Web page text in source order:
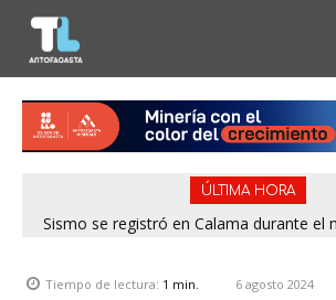
ÚLTIMA HORA
Sismo se registró en Calama durante el
Tiempo de lectura: 1 min. 6 agosto 2024